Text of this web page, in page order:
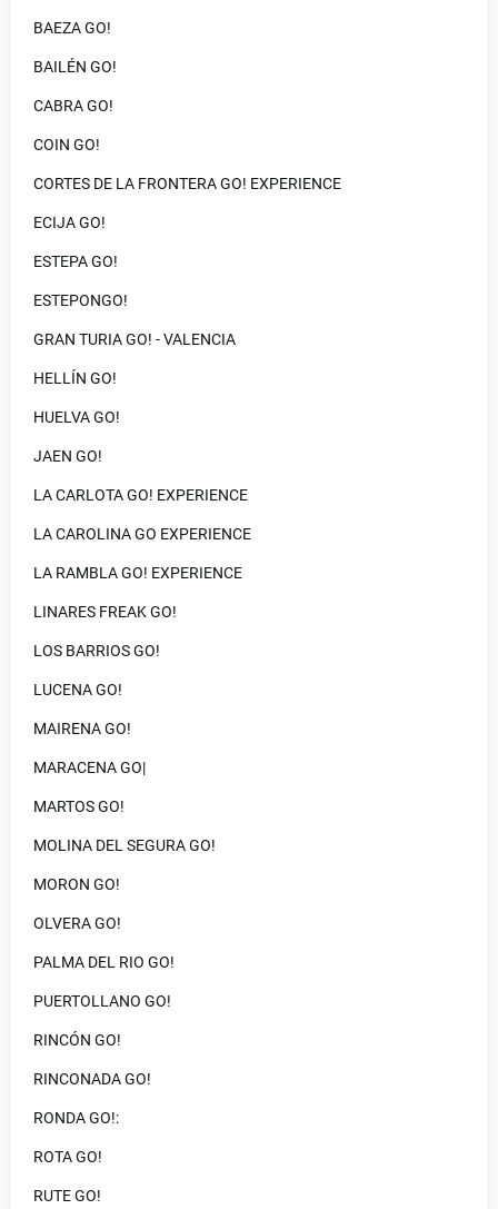
BAEZA GO!
BAILÉN GO!
CABRA GO!
COIN GO!
CORTES DE LA FRONTERA GO! EXPERIENCE
ECIJA GO!
ESTEPA GO!
ESTEPONGO!
GRAN TURIA GO! - VALENCIA
HELLÍN GO!
HUELVA GO!
JAEN GO!
LA CARLOTA GO! EXPERIENCE
LA CAROLINA GO EXPERIENCE
LA RAMBLA GO! EXPERIENCE
LINARES FREAK GO!
LOS BARRIOS GO!
LUCENA GO!
MAIRENA GO!
MARACENA GO|
MARTOS GO!
MOLINA DEL SEGURA GO!
MORON GO!
OLVERA GO!
PALMA DEL RIO GO!
PUERTOLLANO GO!
RINCÓN GO!
RINCONADA GO!
RONDA GO!:
ROTA GO!
RUTE GO!